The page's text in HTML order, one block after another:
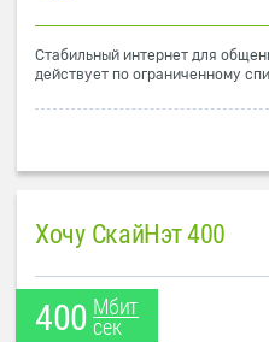
Стабильный интернет для
действует по ограниченному
Хочу СкайНэт 400
400 Мбит
сек